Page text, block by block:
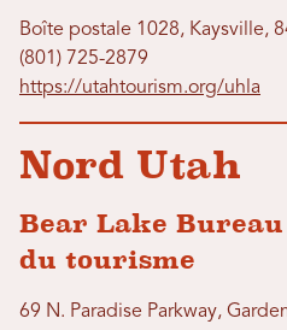
Boîte postale 1028, Kaysville,
(801) 725-2879
https://utahtourism.org/uhla
Nord Utah
Bear Lake
du tourisme
69 N. Paradise Parkway,